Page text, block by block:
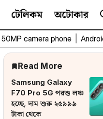
টেলিকম অটোকার
50MP camera phone
Read More
Samsung Galaxy
F70 Pro 5G পরশু লঞ্চ
হচ্ছে, দাম শুরু ২৫৯৯৯
টাকা থেকে